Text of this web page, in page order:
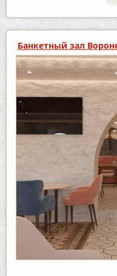
Банкетный зал